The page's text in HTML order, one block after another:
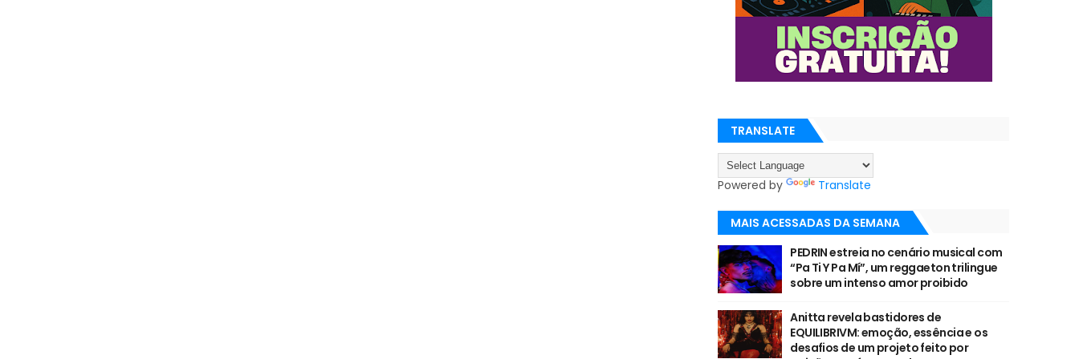
TRANSLATE
Powered by Translate
MAIS ACESSADAS DA SEMANA
PEDRIN estreia no cenário musical com
“Pa Ti Y Pa Mí”, um reggaeton trilingue
sobre um intenso amor proibido
Anitta revela bastidores de
EQUILIBRIVM: emoção, essência e os
desafios de um projeto feito por